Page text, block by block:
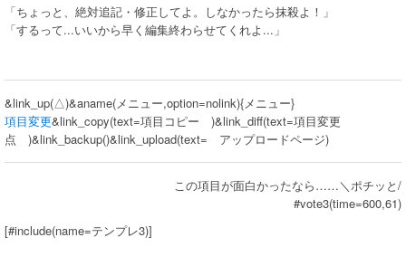
「ちょっと、絶対追記・修正してよ。しなかったら抹殺よ！」
「するって...いいから早く編集終わらせてくれよ...」
&link_up(△)&aname(メニュー,option=nolink){メニュー}
項目変更&link_copy(text=項目コピー )&link_diff(text=項目変更
点 )&link_backup()&link_upload(text= アップロードページ)
この項目が面白かったなら……＼ポチッと/
#vote3(time=600,61)
[#include(name=テンプレ3)]